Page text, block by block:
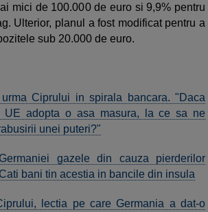
mici de 100.000 de euro si 9,9% pentru
Ulterior, planul a fost modificat pentru a
sub 20.000 de euro.
Ciprului in spirala bancara. "Daca
UE adopta o asa masura, la ce sa ne
unei puteri?"
gazele din cauza pierderilor
bani tin acestia in bancile din insula
lectia pe care Germania a dat-o